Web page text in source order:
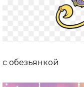
с обезьянкой